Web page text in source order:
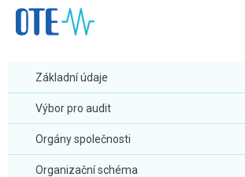
Základní údaje
Výbor pro audit
Orgány společnosti
Organizační schéma